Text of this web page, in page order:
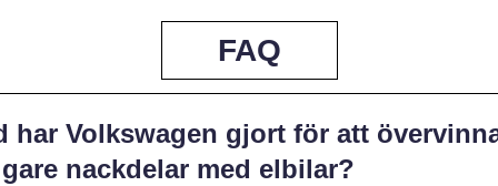
FAQ
har Volkswagen gjort för att
nackdelar med elbilar?